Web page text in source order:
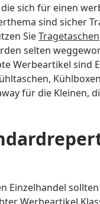
sich für einen
sind sicher
SieTragetaschen
selten
Werbeartikel sind
für die Kleinen,
Einzelhandel sollten